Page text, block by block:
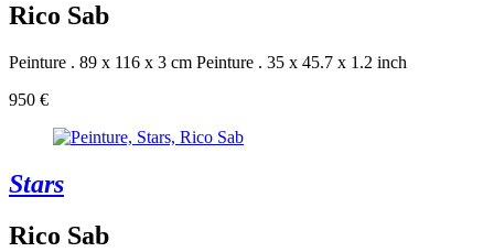
Rico Sab
Peinture . 89 x 116 x 3 cm Peinture . 35 x 45.7 x 1.2 inch
950 €
Stars
Rico Sab